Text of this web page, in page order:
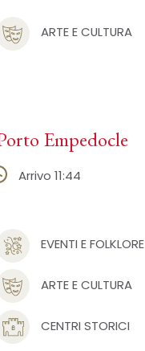
ARTE E CULTURA
EVENTI E FOLKLORE
ARTE E CULTURA
CENTRI STORICI
Empedocle
Arrivo 11:44